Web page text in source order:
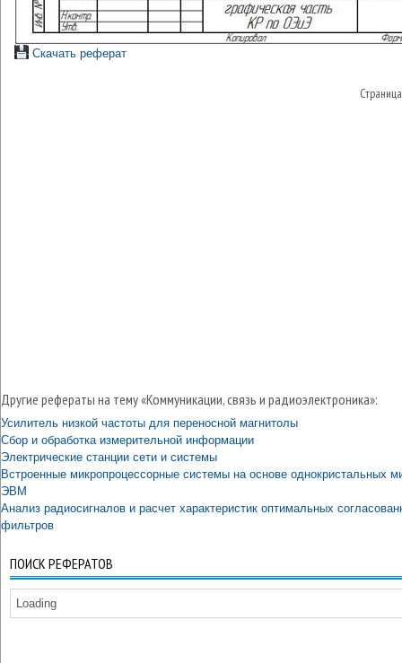
Скачать реферат
Другие рефераты на тему «Коммуникации, связь и радиоэлектроника»:
Усилитель низкой частоты для переносной магнитолы
Сбор и обработка измерительной информации
Электрические станции сети и системы
Встроенные микропроцессорные системы на основе однокристальных
ЭВМ
Анализ радиосигналов и расчет характеристик оптимальных
фильтров
ПОИСК РЕФЕРАТОВ
Loading